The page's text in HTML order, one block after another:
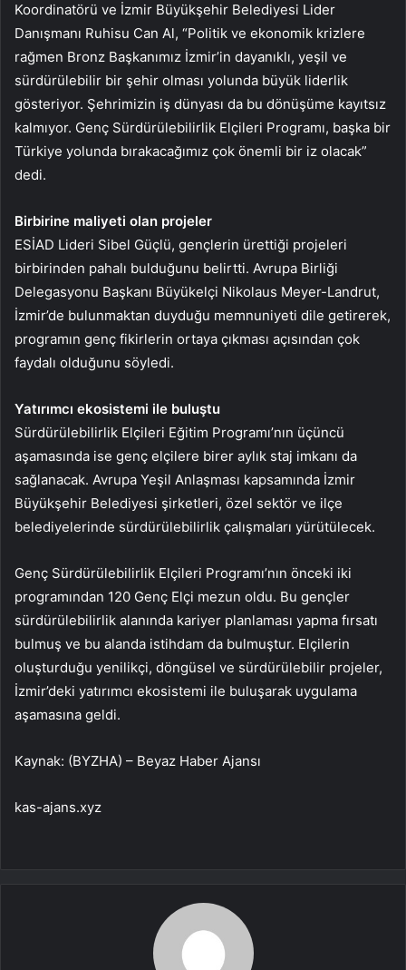
Koordinatörü ve İzmir Büyükşehir Belediyesi Lider
Danışmanı Ruhisu Can Al, “Politik ve ekonomik krizlere
rağmen Bronz Başkanımız İzmir’in dayanıklı, yeşil ve
sürdürülebilir bir şehir olması yolunda büyük liderlik
gösteriyor. Şehrimizin iş dünyası da bu dönüşüme kayıtsız
kalmıyor. Genç Sürdürülebilirlik Elçileri Programı, başka bir
Türkiye yolunda bırakacağımız çok önemli bir iz olacak”
dedi.
Birbirine maliyeti olan projeler
ESİAD Lideri Sibel Güçlü, gençlerin ürettiği projeleri
birbirinden pahalı bulduğunu belirtti. Avrupa Birliği
Delegasyonu Başkanı Büyükelçi Nikolaus Meyer-Landrut,
İzmir’de bulunmaktan duyduğu memnuniyeti dile getirerek,
programın genç fikirlerin ortaya çıkması açısından çok
faydalı olduğunu söyledi.
Yatırımcı ekosistemi ile buluştu
Sürdürülebilirlik Elçileri Eğitim Programı’nın üçüncü
aşamasında ise genç elçilere birer aylık staj imkanı da
sağlanacak. Avrupa Yeşil Anlaşması kapsamında İzmir
Büyükşehir Belediyesi şirketleri, özel sektör ve ilçe
belediyelerinde sürdürülebilirlik çalışmaları yürütülecek.
Genç Sürdürülebilirlik Elçileri Programı’nın önceki iki
programından 120 Genç Elçi mezun oldu. Bu gençler
sürdürülebilirlik alanında kariyer planlaması yapma fırsatı
bulmuş ve bu alanda istihdam da bulmuştur. Elçilerin
oluşturduğu yenilikçi, döngüsel ve sürdürülebilir projeler,
İzmir’deki yatırımcı ekosistemi ile buluşarak uygulama
aşamasına geldi.
Kaynak: (BYZHA) – Beyaz Haber Ajansı
kas-ajans.xyz